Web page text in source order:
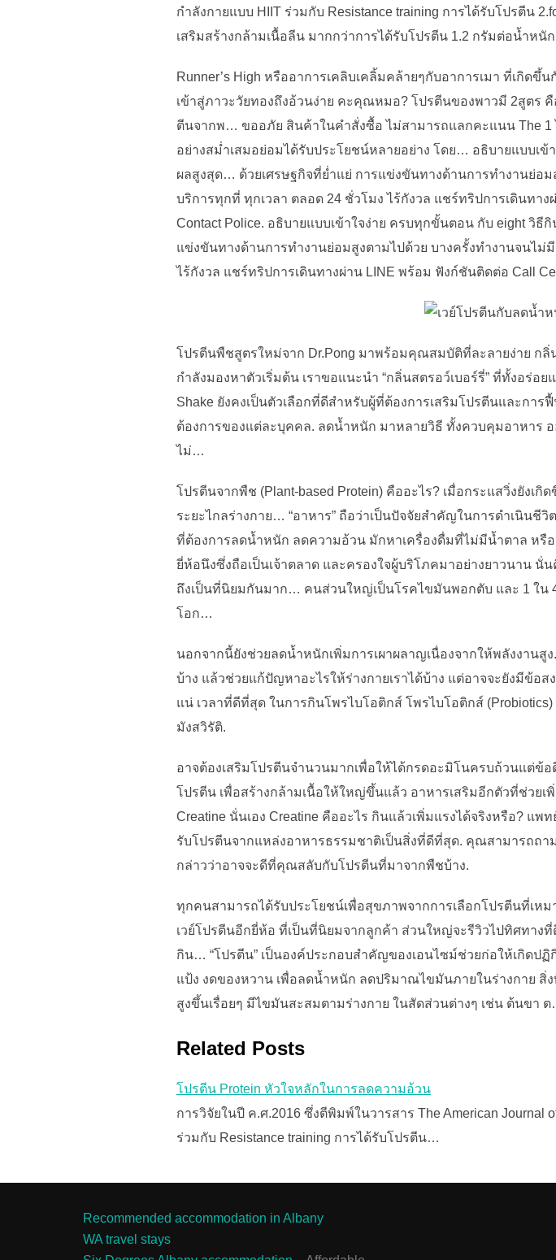
กำลังกายแบบ HIIT ร่วมกับ Resistance training การได้รับโปรตีน
เสริมสร้างกล้ามเนื้อลีน มากกว่าการได้รับโปรตีน 1.2 กรัมต่อน้ำหนั
Runner’s High หรืออาการเคลิบเคลิ้มคล้ายๆกับอาการเมา ที่เกิด
เข้าสู่ภาวะวัยทองถึงอ้วนง่าย คะคุณหมอ? โปรตีนของพาวมี 2สูตร
ตีนจากพ… ขออภัย สินค้าในคำสั่งซื้อ ไม่สามารถแลกคะแนน The 1
อย่างสม่ำเสมอย่อมได้รับประโยชน์หลายอย่าง โดย… อธิบายแบบเ
ผลสูงสุด… ด้วยเศรษฐกิจที่ย่ำแย่ การแข่งขันทางด้านการทำงานย่อ
บริการทุกที่ ทุกเวลา ตลอด 24 ชั่วโมง ไร้กังวล แชร์ทริปการเดินทา
Contact Police. อธิบายแบบเข้าใจง่าย ครบทุกขั้นตอน กับ eight วิ
แข่งขันทางด้านการทำงานย่อมสูงตามไปด้วย บางครั้งทำงานจนไ
ไร้กังวล แชร์ทริปการเดินทางผ่าน LINE พร้อม ฟังก์ชันติดต่อ Call
โปรตีนพืชสูตรใหม่จาก Dr.Pong มาพร้อมคุณสมบัติที่ละลายง่าย ก
กำลังมองหาตัวเริ่มต้น เราขอแนะนำ “กลิ่นสตรอว์เบอร์รี่” ที่ทั้งอร่
Shake ยังคงเป็นตัวเลือกที่ดีสำหรับผู้ที่ต้องการเสริมโปรตีนและกา
ต้องการของแต่ละบุคคล. ลดน้ำหนัก มาหลายวิธี ทั้งควบคุมอาหาร
ไม่…
โปรตีนจากพืช (Plant-based Protein) คืออะไร? เมื่อกระแสวิ่งยังเ
ระยะไกลร่างกาย… “อาหาร” ถือว่าเป็นปัจจัยสำคัญในการดำเนิน
ที่ต้องการลดน้ำหนัก ลดความอ้วน มักหาเครื่องดื่มที่ไม่มีน้ำตาล หรื
ยี่ห้อนึงซึ่งถือเป็นเจ้าตลาด และครองใจผู้บริโภคมาอย่างยาวนาน นั่
ถึงเป็นที่นิยมกันมาก… คนส่วนใหญ่เป็นโรคไขมันพอกตับ และ 1 ใน
โอก…
นอกจากนี้ยังช่วยลดน้ำหนักเพิ่มการเผาผลาญเนื่องจากให้พลังงาน
บ้าง แล้วช่วยแก้ปัญหาอะไรให้ร่างกายเราได้บ้าง แต่อาจจะยังมีข้อ
แน่ เวลาที่ดีที่สุด ในการกินโพรไบโอติกส์ โพรไบโอติกส์
มังสวิรัติ.
อาจต้องเสริมโปรตีนจำนวนมากเพื่อให้ได้กรดอะมิโนครบถ้วนแต่ข้
โปรตีน เพื่อสร้างกล้ามเนื้อให้ใหญ่ขึ้นแล้ว อาหารเสริมอีกตัวที่ช่วย
Creatine นั่นเอง Creatine คืออะไร กินแล้วเพิ่มแรงได้จริงหรือ?
รับโปรตีนจากแหล่งอาหารธรรมชาติเป็นสิ่งที่ดีที่สุด. คุณสามารถถา
กล่าวว่าอาจจะดีที่คุณสลับกับโปรตีนที่มาจากพืชบ้าง.
ทุกคนสามารถได้รับประโยชน์เพื่อสุขภาพจากการเลือกโปรตีนที่เห
เวย์โปรตีนอีกยี่ห้อ ที่เป็นที่นิยมจากลูกค้า ส่วนใหญ่จะรีวิวไปทิศทาง
กิน… “โปรตีน” เป็นองค์ประกอบสำคัญของเอนไซม์ช่วยก่อให้เกิด
แป้ง งดของหวาน เพื่อลดน้ำหนัก ลดปริมาณไขมันภายในร่างกาย
สูงขึ้นเรื่อยๆ มีไขมันสะสมตามร่างกาย ในสัดส่วนต่างๆ เช่น ต้นขา
Related Posts
โปรตีน Protein หัวใจหลักในการลดความอ้วน
การวิจัยในปี ค.ศ.2016 ซึ่งตีพิมพ์ในวารสาร The American Journal
ร่วมกับ Resistance training การได้รับโปรตีน…
Recommended accommodation in Albany
WA travel stays